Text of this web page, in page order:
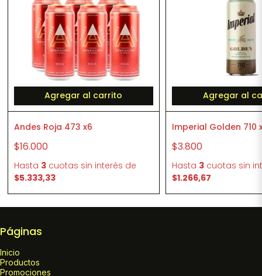
Agregar al carrito
Andes Roja 473 x6
$16.000
Hasta 3cuotas sin interés de
$5.333,33
Agregar al
Imperial Golden 710
$3.800
Hasta 3 cuotas sin
$1.266,67
Páginas
Inicio
Productos
Promociones